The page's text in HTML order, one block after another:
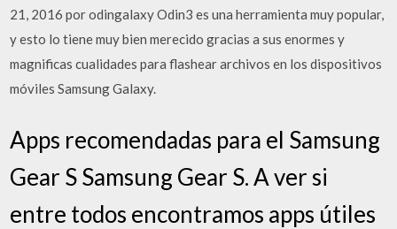
21, 2016 por odingalaxy Odin3 es una herramienta muy popular,
y esto lo tiene muy bien merecido gracias a sus enormes y
magnificas cualidades para flashear archivos en los dispositivos
móviles Samsung Galaxy.
Apps recomendadas para el Samsung
Gear S Samsung Gear S. A ver si
entre todos encontramos apps útiles